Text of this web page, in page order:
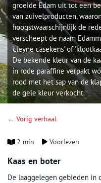
groeide Edam uit tot een
van zuivelproducten,
hoogstwaarschijnlijk de
verscheept de naam
'cleyne casekens' of
De bekende kleur van de
in rode paraffine verpakt
rood met het sap van de
de gele kleur verkocht.
← Vorig verhaal
2 min Voorlezen
Kaas en boter
De laaggelegen gebieden in